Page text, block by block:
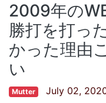
2009年の
勝打を打っ
かった理由
い
Mutter July 02,